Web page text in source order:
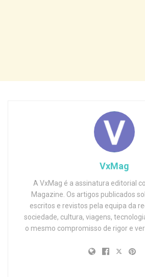
VxMag
A VxMag é a assinatura editorial
Magazine. Os artigos publicados
escritos e revistos pela equipa da
sociedade, cultura, viagens,
o mesmo compromisso de rigor e